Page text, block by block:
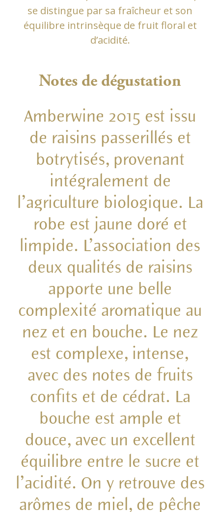
se distingue par sa fraîcheur et son
équilibre intrinsèque de fruit floral et
d’acidité.
Notes de dégustation
Amberwine 2015 est issu
de raisins passerillés et
botrytisés, provenant
intégralement de
l’agriculture biologique. La
robe est jaune doré et
limpide. L’association des
deux qualités de raisins
apporte une belle
complexité aromatique au
nez et en bouche. Le nez
est complexe, intense,
avec des notes de fruits
confits et de cédrat. La
bouche est ample et
douce, avec un excellent
équilibre entre le sucre et
l’acidité. On y retrouve des
arômes de miel, de pêche